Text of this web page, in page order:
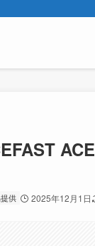
供 2025年12月1日